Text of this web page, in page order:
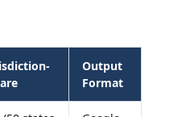
Output
Format